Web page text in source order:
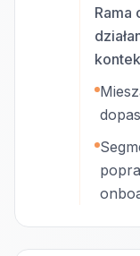
Rama